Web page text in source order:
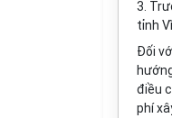
3.
tỉnh
Đối
điều
phí